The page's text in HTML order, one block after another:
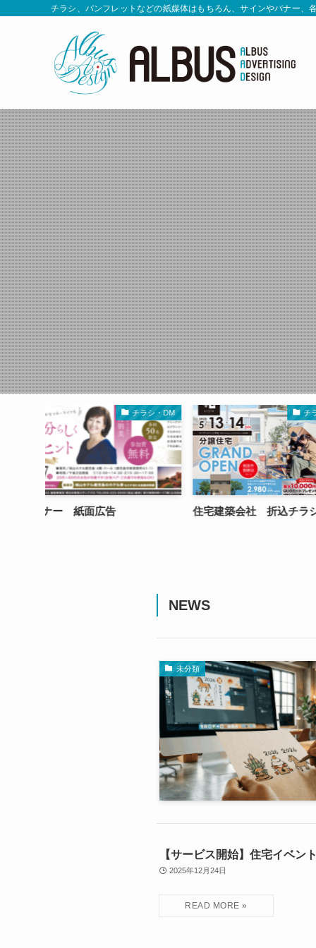
チラシ、パンフレットなどの紙媒体はもちろん、サインやバナー
チラシ・DM
宅建築会社 折込チラシ
看板・販促
経済団体 ポスター
NEWS
未分類
【サービス開始】住宅イベン
2025年12月24日